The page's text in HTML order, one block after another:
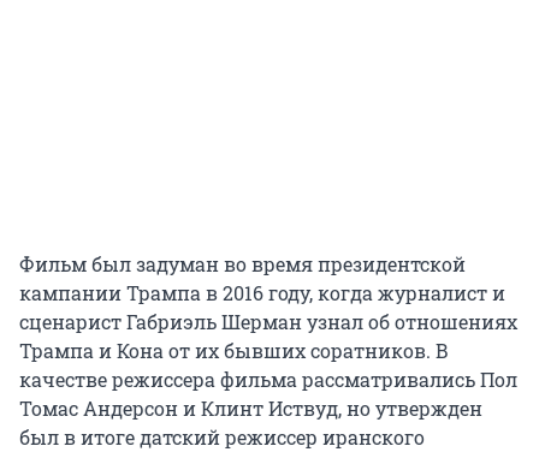
Фильм был задуман во время президентской
кампании Трампа в 2016 году, когда журналист и
сценарист Габриэль Шерман узнал об отношениях
Трампа и Кона от их бывших соратников. В
качестве режиссера фильма рассматривались Пол
Томас Андерсон и Клинт Иствуд, но утвержден
был в итоге датский режиссер иранского